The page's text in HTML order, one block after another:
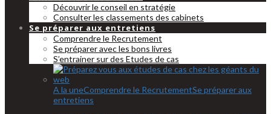
Découvrir le conseil en stratégie
Consulter les classements des cabinets
Se préparer aux entretiens
Comprendre le Recrutement
Se préparer avec les bons livres
S’entrainer sur des Etudes de cas
A la uneComprendre le RecrutementSe préparer aux
entretiens